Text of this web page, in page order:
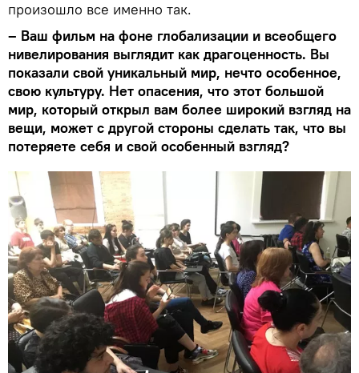
произошло все именно так.
– Ваш фильм на фоне глобализации и всеобщего
нивелирования выглядит как драгоценность. Вы
показали свой уникальный мир, нечто особенное,
свою культуру. Нет опасения, что этот большой
мир, который открыл вам более широкий взгляд на
вещи, может с другой стороны сделать так, что вы
потеряете себя и свой особенный взгляд?